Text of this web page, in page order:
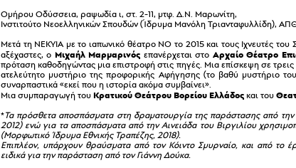
Ομήρου Οδύσσεια, ραψωδία ι, στ. 2-11, μτφ. Δ.Ν. Μαρωνίτη,
Ινστιτούτο Νεοελληνικών Σπουδών (Ίδρυμα Μανόλη Τριανταφυλλίδη),
Μετά τη ΝΕΚΥΙΑ με το ιαπωνικό θέατρο ΝΟ το 2015 και τους Ιχνευτές
αξέχαστες, ο Μιχαήλ Μαρμαρινός επανέρχεται στο Αρχαίο Θέατρο
πρόταση καθοδηγώντας μια επιστροφή στις πηγές. Μια επίσκεψη σε
ατελεύτητο μυστήριο της προφορικής Αφήγησης (το βαθύ μυστήριο
συναρπαστικά «εκεί που η ιστορία ακόμα συμβαίνει».
Μια συμπαραγωγή του Κρατικού Θεάτρου Βορείου Ελλάδος και του
*Τα πρόσθετα αποσπάσματα στη δραματουργία της παράστασης από
2012) ενώ για τα αποσπάσματα από την Αινειάδα του Βιργιλίου
(Μορφωτικό Ίδρυμα Εθνικής Τραπέζης, 2018).
Επιπλέον, υπάρχουν θραύσματα από τον Κόιντο Σμυρναίο, και από
ειδικά για την παράσταση από τον Γιάννη Δούκα.